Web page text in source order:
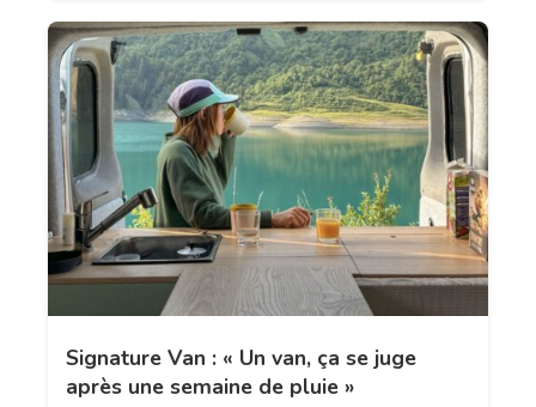
Signature Van : « Un van, ça se juge
après une semaine de pluie »